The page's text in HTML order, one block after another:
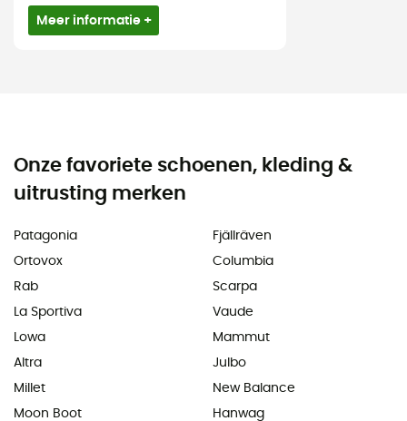
Meer informatie +
Onze favoriete schoenen, kleding &
uitrusting merken
Patagonia
Ortovox
Rab
La Sportiva
Lowa
Altra
Millet
Moon Boot
Fjällräven
Columbia
Scarpa
Vaude
Mammut
Julbo
New Balance
Hanwag